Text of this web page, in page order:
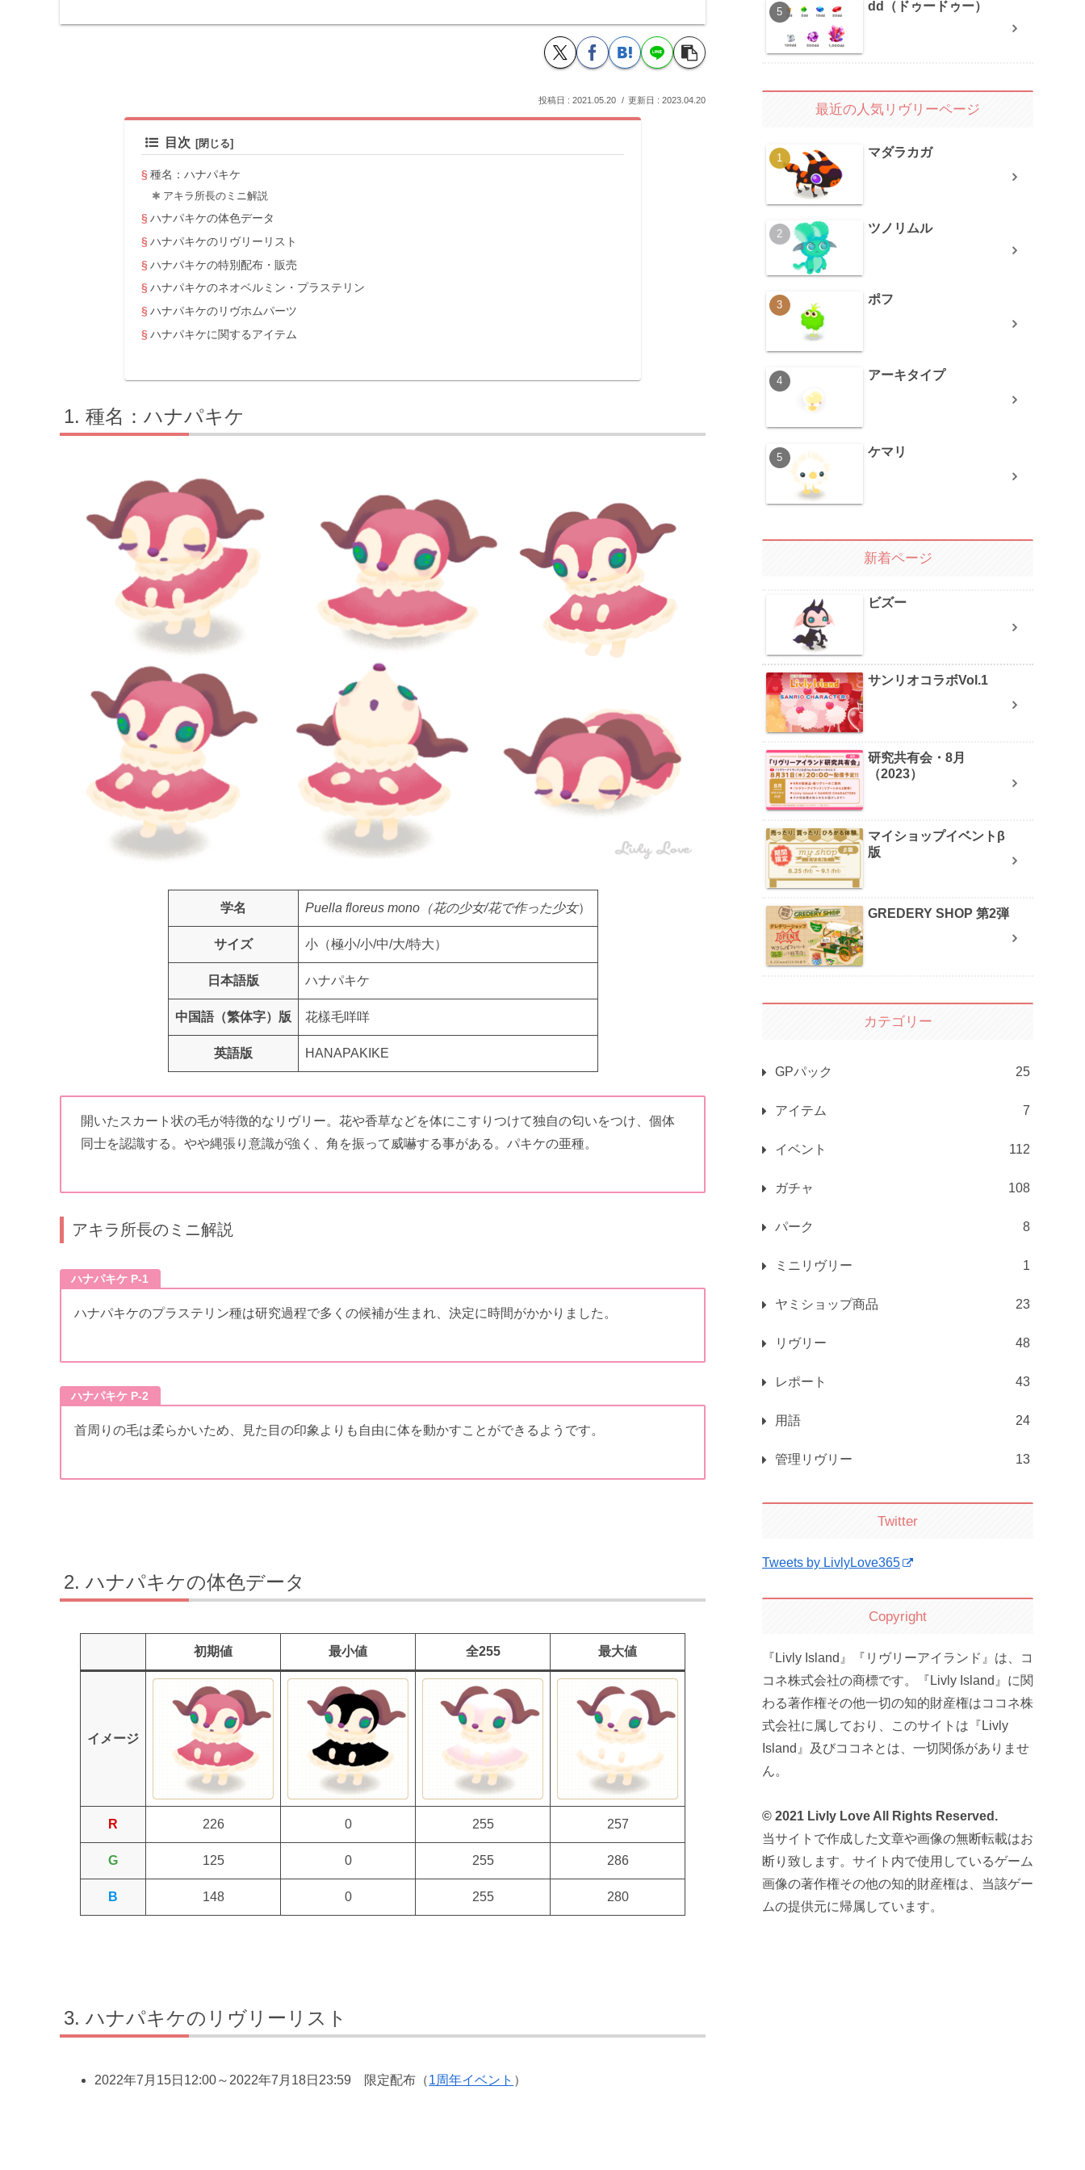
2021.05.20 2023.04.20
目次
種名：ハナパキケ
アキラ所長のミニ解説
ハナパキケの体色データ
ハナパキケのリヴリーリスト
ハナパキケの特別配布・販売
ハナパキケのネオベルミン・プラステリン
ハナパキケのリヴホムパーツ
ハナパキケに関するアイテム
種名：ハナパキケ
学名 Puella floreus mono（花の少女/花で作った少女）
サイズ 小（極小/小/中/大/特大）
日本語版 ハナパキケ
中国語（繁体字）版 花樣毛咩咩
英語版 HANAPAKIKE
開いたスカート状の毛が特徴的なリヴリー。花や香草などを体にこすりつけて独自の匂いをつけ、個体
同士を認識する。やや縄張り意識が強く、角を振って威嚇する事がある。パキケの亜種。
アキラ所長のミニ解説
ハナパキケ P-1
ハナパキケのプラステリン種は研究過程で多くの候補が生まれ、決定に時間がかかりました。
ハナパキケ P-2
首周りの毛は柔らかいため、見た目の印象よりも自由に体を動かすことができるようです。
ハナパキケの体色データ
初期値 最小値 全255 最大値
イメージ
R 226 0 255 257
G 125 0 255 286
B 148 0 255 280
ハナパキケのリヴリーリスト
2022年7月15日12:00～2022年7月18日23:59 限定配布（1周年イベント ）
dd（ドゥードゥー）
最近の人気リヴリーページ
マダラカガ
ツノリムル
ポフ
アーキタイプ
ケマリ
新着ページ
ビズー
サンリオコラボVol.1
研究共有会・8月
（2023）
マイショップイベントβ
版
GREDERY SHOP 第2弾
カテゴリー
GPパック 25
アイテム 7
イベント 112
ガチャ 108
パーク 8
ミニリヴリー 1
ヤミショップ商品 23
リヴリー 48
レポート 43
用語 24
管理リヴリー 13
Twitter
Tweets by LivlyLove365
Copyright
『Livly Island』『リヴリーアイランド』は、コ
コネ株式会社の商標です。『Livly Island』に関
わる著作権その他一切の知的財産権はココネ株
式会社に属しており、このサイトは『Livly
Island』及びココネとは、一切関係がありませ
ん。
© 2021 Livly Love All Rights Reserved.
当サイトで作成した文章や画像の無断転載はお
断り致します。サイト内で使用しているゲーム
画像の著作権その他の知的財産権は、当該ゲー
ムの提供元に帰属しています。